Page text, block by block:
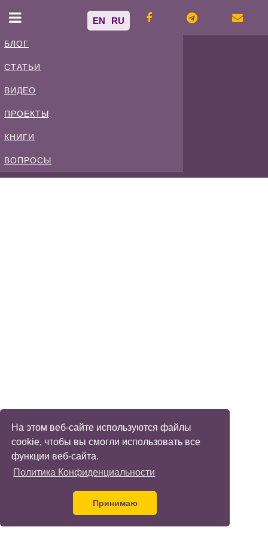
На этом веб-сайте используются файлы
cookie, чтобы вы смогли использовать все
функции веб-сайта.
Политика Конфиденциальности
Принимаю
БЛОГ
СТАТЬИ
ВИДЕО
ПРОЕКТЫ
КНИГИ
ВОПРОСЫ
EN RU
Спиваковский
Блог